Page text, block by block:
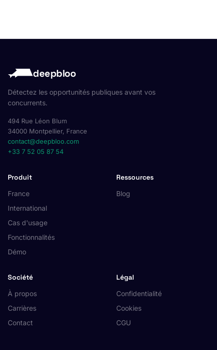
deepbloo
Détectez les opportunités publiques avant vos
concurrents.
494 Rue Léon Blum
34000 Montpellier, France
contact@deepbloo.com
+33 7 52 05 87 54
Produit
France
International
Cas d'usage
Fonctionnalités
Démo
Ressources
Blog
Société
À propos
Carrières
Contact
Légal
Confidentialité
Cookies
CGU